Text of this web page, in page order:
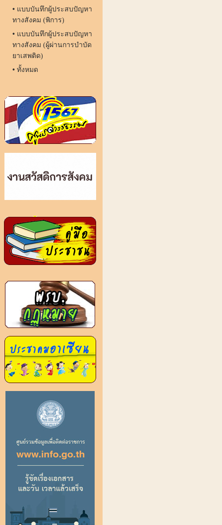
• แบบบันทึกผู้ประสบปัญหา
ทางสังคม (พิการ)
• แบบบันทึกผู้ประสบปัญหา
ทางสังคม (ผู้ผ่านการบำบัด
ยาเสพติด)
• ทั้งหมด